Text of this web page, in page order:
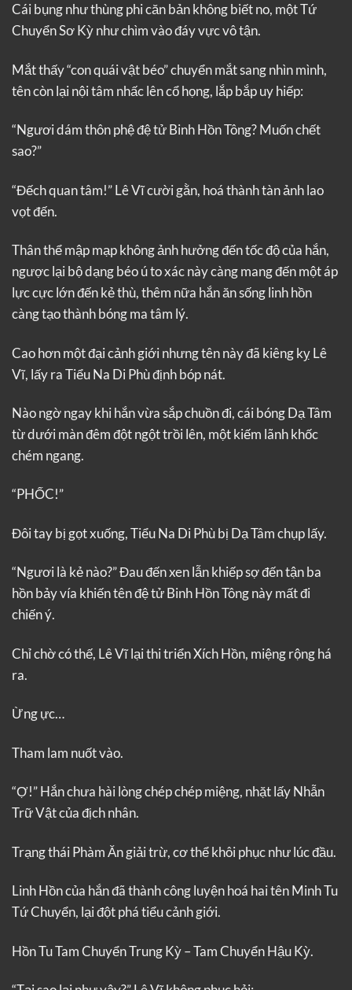
Cái bụng như thùng phi căn bản không biết no, một Tứ
Chuyển Sơ Kỳ như chìm vào đáy vực vô tận.
Mắt thấy “con quái vật béo” chuyển mắt sang nhìn mình,
tên còn lại nội tâm nhấc lên cổ họng, lắp bắp uy hiếp:
“Ngươi dám thôn phệ đệ tử Binh Hồn Tông? Muốn chết
sao?”
“Đếch quan tâm!” Lê Vĩ cười gằn, hoá thành tàn ảnh lao
vọt đến.
Thân thể mập mạp không ảnh hưởng đến tốc độ của hắn,
ngược lại bộ dạng béo ú to xác này càng mang đến một áp
lực cực lớn đến kẻ thù, thêm nữa hắn ăn sống linh hồn
càng tạo thành bóng ma tâm lý.
Cao hơn một đại cảnh giới nhưng tên này đã kiêng kỵ Lê
Vĩ, lấy ra Tiểu Na Di Phù định bóp nát.
Nào ngờ ngay khi hắn vừa sắp chuồn đi, cái bóng Dạ Tâm
từ dưới màn đêm đột ngột trồi lên, một kiếm lãnh khốc
chém ngang.
“PHỐC!”
Đôi tay bị gọt xuống, Tiểu Na Di Phù bị Dạ Tâm chụp lấy.
“Ngươi là kẻ nào?” Đau đến xen lẫn khiếp sợ đến tận ba
hồn bảy vía khiến tên đệ tử Binh Hồn Tông này mất đi
chiến ý.
Chỉ chờ có thế, Lê Vĩ lại thi triển Xích Hồn, miệng rộng há
ra.
Ừng ực…
Tham lam nuốt vào.
“Ợ!” Hắn chưa hài lòng chép chép miệng, nhặt lấy Nhẫn
Trữ Vật của địch nhân.
Trạng thái Phàm Ăn giải trừ, cơ thể khôi phục như lúc đầu.
Linh Hồn của hắn đã thành công luyện hoá hai tên Minh Tu
Tứ Chuyển, lại đột phá tiểu cảnh giới.
Hồn Tu Tam Chuyển Trung Kỳ – Tam Chuyển Hậu Kỳ.